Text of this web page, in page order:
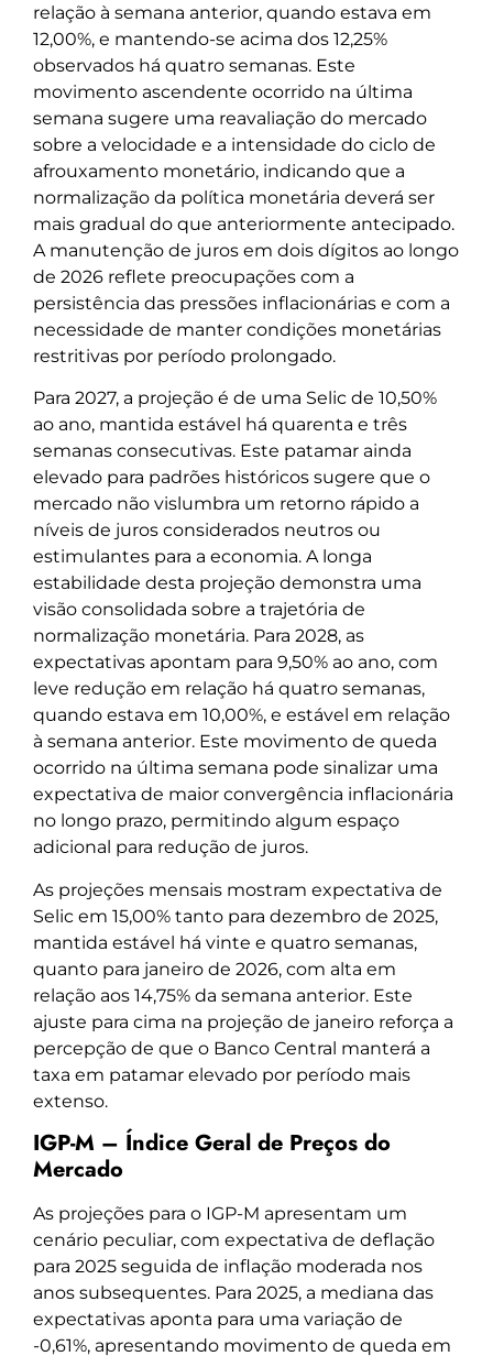
relação à semana anterior, quando estava em
12,00%, e mantendo-se acima dos 12,25%
observados há quatro semanas. Este
movimento ascendente ocorrido na última
semana sugere uma reavaliação do mercado
sobre a velocidade e a intensidade do ciclo de
afrouxamento monetário, indicando que a
normalização da política monetária deverá ser
mais gradual do que anteriormente antecipado.
A manutenção de juros em dois dígitos ao longo
de 2026 reflete preocupações com a
persistência das pressões inflacionárias e com a
necessidade de manter condições monetárias
restritivas por período prolongado.
Para 2027, a projeção é de uma Selic de 10,50%
ao ano, mantida estável há quarenta e três
semanas consecutivas. Este patamar ainda
elevado para padrões históricos sugere que o
mercado não vislumbra um retorno rápido a
níveis de juros considerados neutros ou
estimulantes para a economia. A longa
estabilidade desta projeção demonstra uma
visão consolidada sobre a trajetória de
normalização monetária. Para 2028, as
expectativas apontam para 9,50% ao ano, com
leve redução em relação há quatro semanas,
quando estava em 10,00%, e estável em relação
à semana anterior. Este movimento de queda
ocorrido na última semana pode sinalizar uma
expectativa de maior convergência inflacionária
no longo prazo, permitindo algum espaço
adicional para redução de juros.
As projeções mensais mostram expectativa de
Selic em 15,00% tanto para dezembro de 2025,
mantida estável há vinte e quatro semanas,
quanto para janeiro de 2026, com alta em
relação aos 14,75% da semana anterior. Este
ajuste para cima na projeção de janeiro reforça a
percepção de que o Banco Central manterá a
taxa em patamar elevado por período mais
extenso.
IGP-M – Índice Geral de Preços do
Mercado
As projeções para o IGP-M apresentam um
cenário peculiar, com expectativa de deflação
para 2025 seguida de inflação moderada nos
anos subsequentes. Para 2025, a mediana das
expectativas aponta para uma variação de
-0,61%, apresentando movimento de queda em